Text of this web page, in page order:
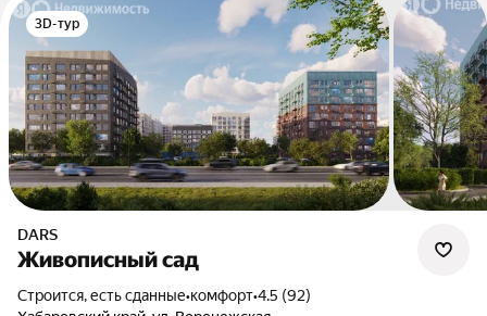
3D-тур
DARS
Живописный сад
Строится, есть сданные•комфорт•4.5 (92)